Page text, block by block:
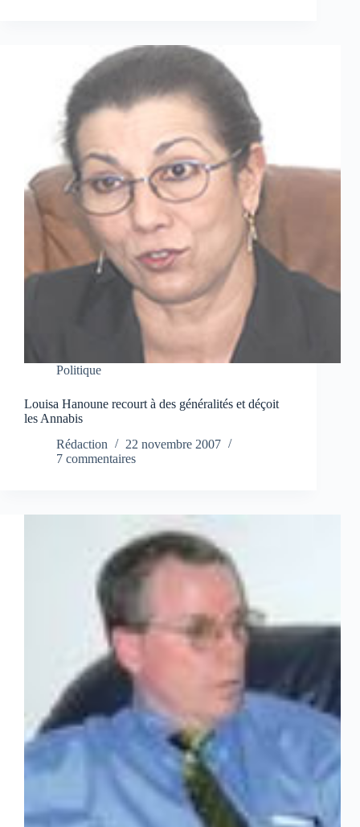
Politique
Louisa Hanoune recourt à des généralités et déçoit
les Annabis
Rédaction
22 novembre 2007
7 commentaires